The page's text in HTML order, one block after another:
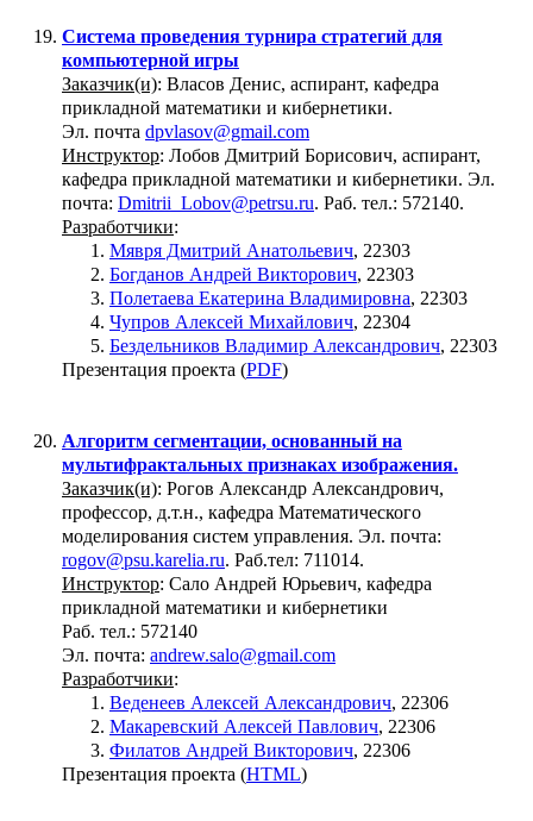
Система проведения турнира стратегий для
компьютерной игры
Заказчик(и): Власов Денис, аспирант, кафедра
прикладной математики и кибернетики.
Эл. почта dpvlasov@gmail.com
Инструктор: Лобов Дмитрий Борисович, аспирант,
кафедра прикладной математики и кибернетики. Эл.
почта: Dmitrii_Lobov@petrsu.ru. Раб. тел.: 572140.
Разработчики:
Мявря Дмитрий Анатольевич, 22303
Богданов Андрей Викторович, 22303
Полетаева Екатерина Владимировна, 22303
Чупров Алексей Михайлович, 22304
Бездельников Владимир Александрович, 22303
Презентация проекта (PDF)
Алгоритм сегментации, основанный на
мультифрактальных признаках изображения.
Заказчик(и): Рогов Александр Александрович,
профессор, д.т.н., кафедра Математического
моделирования систем управления. Эл. почта:
rogov@psu.karelia.ru. Раб.тел: 711014.
Инструктор: Сало Андрей Юрьевич, кафедра
прикладной математики и кибернетики
Раб. тел.: 572140
Эл. почта: andrew.salo@gmail.com
Разработчики:
Веденеев Алексей Александрович, 22306
Макаревский Алексей Павлович, 22306
Филатов Андрей Викторович, 22306
Презентация проекта (HTML)